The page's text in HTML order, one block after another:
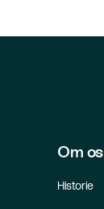
Om os
Historie